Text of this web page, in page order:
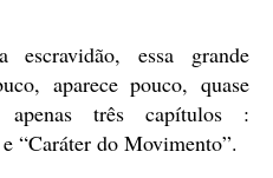
escravidão, essa grande
aparece pouco, quase
apenas três capítulos :
“Caráter do Movimento”.